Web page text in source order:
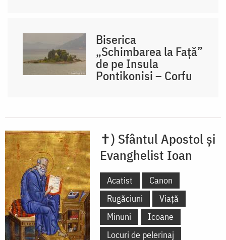
Biserica
„Schimbarea la Față”
de pe Insula
Pontikonisi – Corfu
✝) Sfântul Apostol și
Evanghelist Ioan
Acatist
Canon
Rugăciuni
Viață
Minuni
Icoane
Locuri de pelerinaj